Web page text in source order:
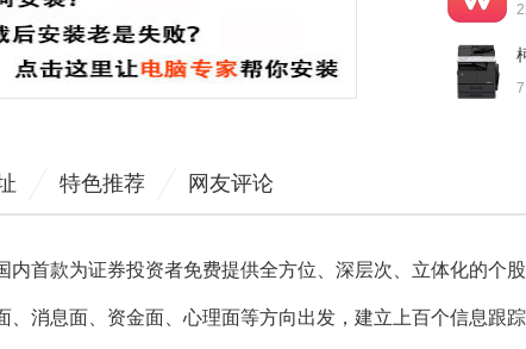
特色推荐 网友评论
内首款为证券投资者免费提供全方位、深层次、立体化的个
、消息面、资金面、心理面等方向出发，建立上百个信息跟